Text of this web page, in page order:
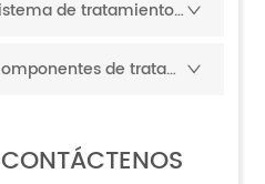
Sistema de tratamiento de agua
Componentes de tratamiento de agua
CONTÁCTENOS